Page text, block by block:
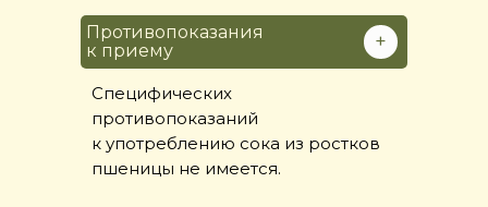
+
Противопоказания
к приему
Специфических
противопоказаний
к употреблению сока из ростков
пшеницы не имеется.